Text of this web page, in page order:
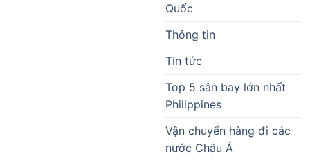
Quốc
Thông tin
Tin tức
Top 5 sân bay lớn nhất
Philippines
Vận chuyển hàng đi các
nước Châu Á